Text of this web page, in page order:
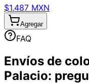
$1,487 MXN
Agregar
FAQ
Envíos de
Palacio: